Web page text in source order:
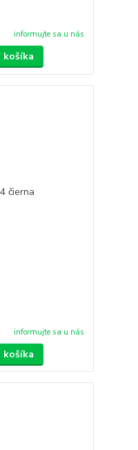
informujte sa u nás
košíka
informujte sa u nás
košíka